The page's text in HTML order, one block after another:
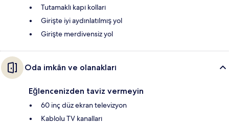
Tutamaklı kapı kolları
Girişte iyi aydınlatılmış yol
Girişte merdivensiz yol
Oda imkân ve olanakları
Eğlencenizden taviz vermeyin
60 inç düz ekran televizyon
Kablolu TV kanalları